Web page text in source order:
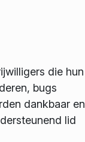
die hun
bugs
dankbaar en
lid